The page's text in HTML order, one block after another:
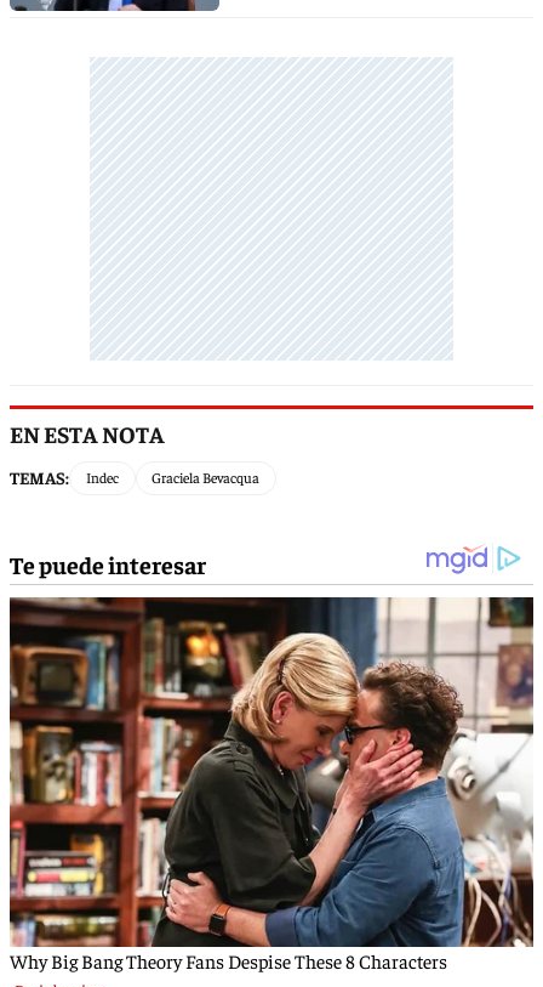
EN ESTA NOTA
TEMAS: Indec Graciela Bevacqua